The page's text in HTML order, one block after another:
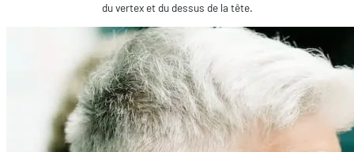
du vertex et du dessus de la tête.